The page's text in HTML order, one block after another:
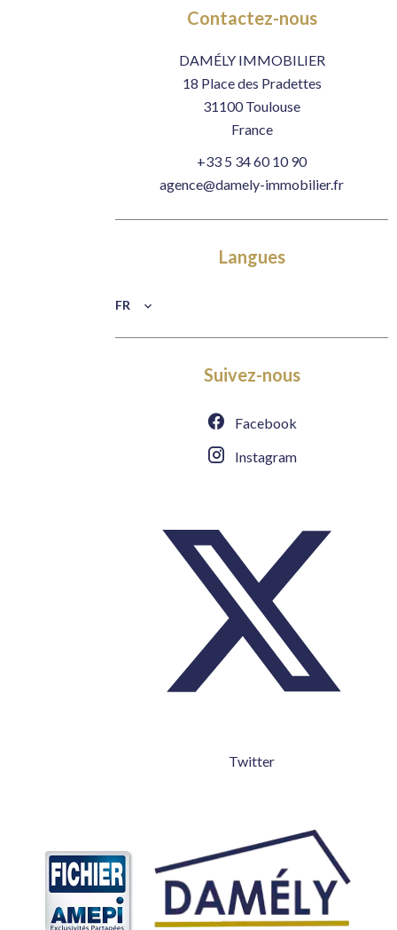
Contactez-nous
DAMÉLY IMMOBILIER
18 Place des Pradettes
31100Toulouse
France
+33 5 34 60 10 90
agence@damely-immobilier.fr
Langues
FR
Suivez-nous
Facebook
Instagram
Twitter